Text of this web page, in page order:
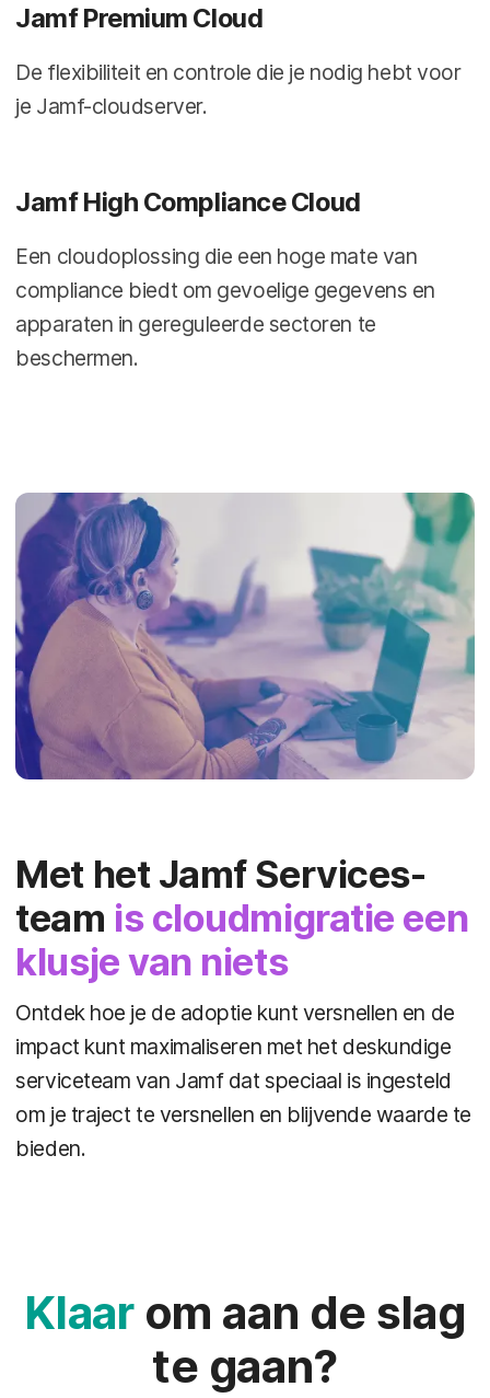
Jamf Premium Cloud
De flexibiliteit en controle die je nodig hebt voor
je Jamf-cloudserver.
Jamf High Compliance Cloud
Een cloudoplossing die een hoge mate van
compliance biedt om gevoelige gegevens en
apparaten in gereguleerde sectoren te
beschermen.
Met het Jamf Services-
team is cloudmigratie een
klusje van niets
Ontdek hoe je de adoptie kunt versnellen en de
impact kunt maximaliseren met het deskundige
serviceteam van Jamf dat speciaal is ingesteld
om je traject te versnellen en blijvende waarde te
bieden.
Klaarom aan de slag
te gaan?